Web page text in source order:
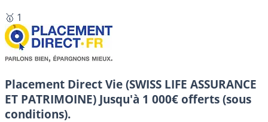
🥇 1
Placement Direct Vie (SWISS LIFE ASSURANCE
ET PATRIMOINE) Jusqu'à 1 000€ offerts (sous
conditions).